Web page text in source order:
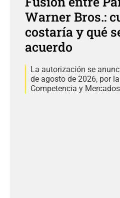
Warner Bros.:
costaría y qué
acuerdo
La autorización se
de agosto de 2026, por
Competencia y